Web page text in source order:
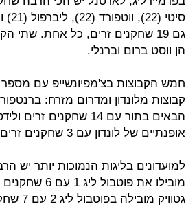
גם 19 שחקנים זרים, כל אחת.
הן ווסט ברום וברנלי.
חמש הקבוצות בצ'מפיונשייפ עם
אופנתיים של לונדון עם 3 שחקנים זרים בלבד ולבורטון אלביון יש 2 שחקנים זרים.
למועדונים בליגות הנמוכות יותר יש
מובילו את